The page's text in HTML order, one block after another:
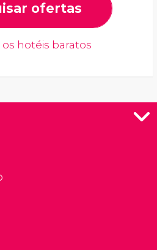
ofertas
hotéis baratos